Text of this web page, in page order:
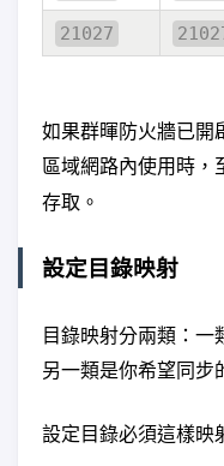
21027
如果群暉防火牆已開
區域網路內使用時，
存取。
設定目錄映射
目錄映射分兩類：一
另一類是你希望同步
設定目錄必須這樣映